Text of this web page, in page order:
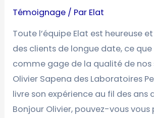
Témoignage / Par Elat
Toute l’équipe Elat est heureuse
des clients de longue date, ce
comme gage de la qualité de nos
Olivier Sapena des Laboratoires
livre son expérience au fil des ans
Bonjour Olivier, pouvez-vous vous